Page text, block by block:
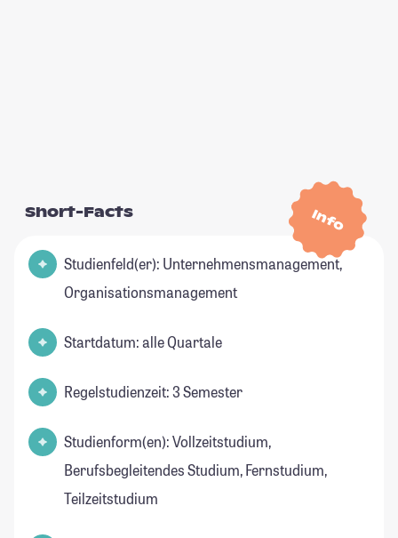
Info
Short-Facts
Studienfeld(er): Unternehmensmanagement,
Organisationsmanagement
Startdatum: alle Quartale
Regelstudienzeit: 3 Semester
Studienform(en): Vollzeitstudium,
Berufsbegleitendes Studium, Fernstudium,
Teilzeitstudium